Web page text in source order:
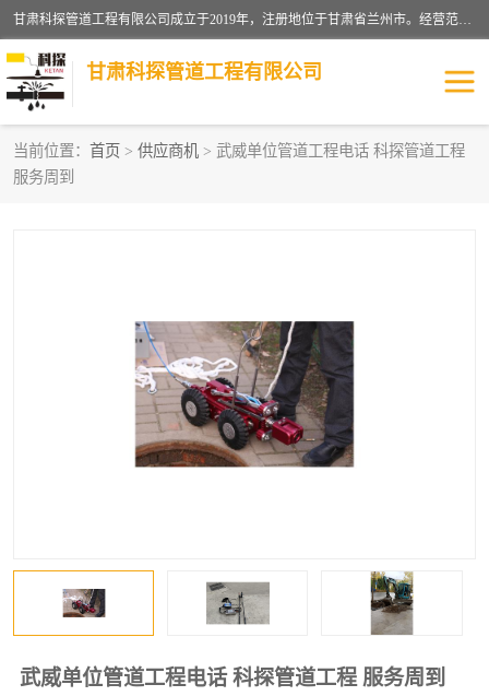
甘肃科探管道工程有限公司成立于2019年，注册地位于甘肃省兰州市。经营范围包括管道安装、清洗、疏通、维修、检测，防水工程，工程钻孔，化粪池清理，暖气安装，给排水管道安装维修，室内外管道如消防、供水、供热管道漏水检测定位，室内外防水堵漏等。
甘肃科探管道工程有限公司
当前位置： 首页 > 供应商机 > 武威单位管道工程电话 科探管道工程
服务周到
武威单位管道工程电话 科探管道工程 服务周到
管道安装维修
自来水管漏水 管道疏通
高压车疏通清淤